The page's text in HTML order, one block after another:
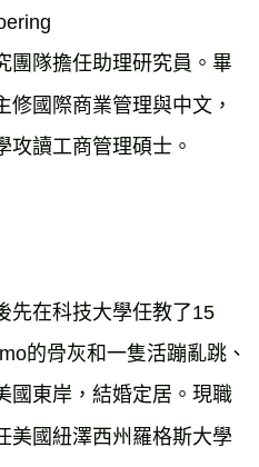
團隊擔任助理研究員。畢
國際商業管理與中文，
攻讀工商管理碩士。
先在科技大學任教了15
的骨灰和一隻活蹦亂跳、
國東岸，結婚定居。現職
美國紐澤西州羅格斯大學